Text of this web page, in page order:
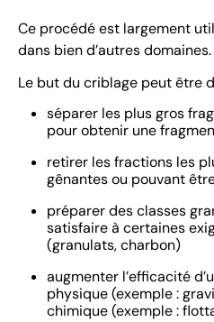
Ce procédé est largement
dans bien d’autres domaines.
Le but du criblage peut être
séparer les plus gros
pour obtenir une
retirer les fractions les
gênantes ou pouvant
préparer des classes
satisfaire à certaines
(granulats, charbon)
augmenter l’efficacité
physique (exemple :
chimique (exemple :